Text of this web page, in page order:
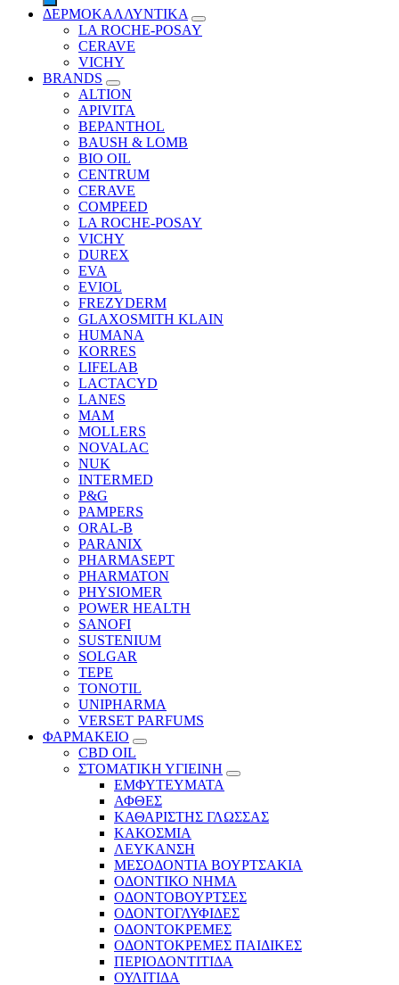
ΔΕΡΜΟΚΑΛΛΥΝΤΙΚΑ
LA ROCHE-POSAY
CERAVE
VICHY
BRANDS
ALTION
APIVITA
BEPANTHOL
BAUSH & LOMB
BIO OIL
CENTRUM
CERAVE
COMPEED
LA ROCHE-POSAY
VICHY
DUREX
EVA
EVIOL
FREZYDERM
GLAXOSMITH KLAIN
HUMANA
KORRES
LIFELAB
LACTACYD
LANES
MAM
MOLLERS
NOVALAC
NUK
INTERMED
P&G
PAMPERS
ORAL-B
PARANIX
PHARMASEPT
PHARMATON
PHYSIOMER
POWER HEALTH
SANOFI
SUSTENIUM
SOLGAR
TEPE
TONOTIL
UNIPHARMA
VERSET PARFUMS
ΦΑΡΜΑΚΕΙΟ
CBD OIL
ΣΤΟΜΑΤΙΚΗ ΥΓΙΕΙΝΗ
ΕΜΦΥΤΕΥΜΑΤΑ
ΑΦΘΕΣ
ΚΑΘΑΡΙΣΤΗΣ ΓΛΩΣΣΑΣ
ΚΑΚΟΣΜΙΑ
ΛΕΥΚΑΝΣΗ
ΜΕΣΟΔΟΝΤΙΑ ΒΟΥΡΤΣΑΚΙΑ
ΟΔΟΝΤΙΚΟ ΝΗΜΑ
ΟΔΟΝΤΟΒΟΥΡΤΣΕΣ
ΟΔΟΝΤΟΓΛΥΦΙΔΕΣ
ΟΔΟΝΤΟΚΡΕΜΕΣ
ΟΔΟΝΤΟΚΡΕΜΕΣ ΠΑΙΔΙΚΕΣ
ΠΕΡΙΟΔΟΝΤΙΤΙΔΑ
ΟΥΛΙΤΙΔΑ